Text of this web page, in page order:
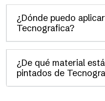
¿Dónde puedo
Tecnografica?
¿De qué material
pintados de